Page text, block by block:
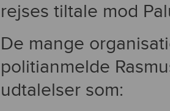
rejses tiltale mod
De mange
politianmelde
udtalelser som: